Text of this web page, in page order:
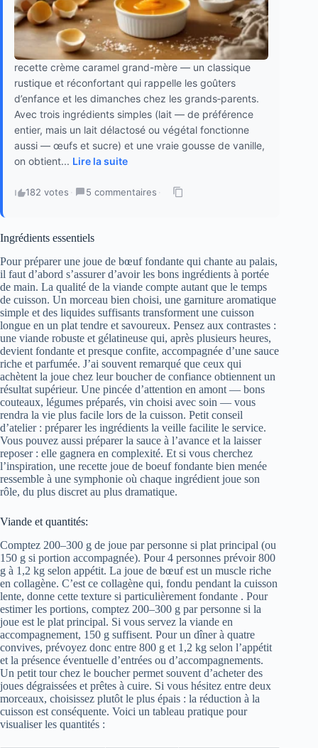
recette crème caramel grand-mère — un classique
rustique et réconfortant qui rappelle les goûters
d’enfance et les dimanches chez les grands‑parents.
Avec trois ingrédients simples (lait — de préférence
entier, mais un lait délactosé ou végétal fonctionne
aussi — œufs et sucre) et une vraie gousse de vanille,
on obtient... Lire la suite
182 votes · 5 commentaires ·
Ingrédients essentiels
Pour préparer une joue de bœuf fondante qui chante au palais,
il faut d’abord s’assurer d’avoir les bons ingrédients à portée
de main. La qualité de la viande compte autant que le temps
de cuisson. Un morceau bien choisi, une garniture aromatique
simple et des liquides suffisants transforment une cuisson
longue en un plat tendre et savoureux. Pensez aux contrastes :
une viande robuste et gélatineuse qui, après plusieurs heures,
devient fondante et presque confite, accompagnée d’une sauce
riche et parfumée. J’ai souvent remarqué que ceux qui
achètent la joue chez leur boucher de confiance obtiennent un
résultat supérieur. Une pincée d’attention en amont — bons
couteaux, légumes préparés, vin choisi avec soin — vous
rendra la vie plus facile lors de la cuisson. Petit conseil
d’atelier : préparer les ingrédients la veille facilite le service.
Vous pouvez aussi préparer la sauce à l’avance et la laisser
reposer : elle gagnera en complexité. Et si vous cherchez
l’inspiration, une recette joue de boeuf fondante bien menée
ressemble à une symphonie où chaque ingrédient joue son
rôle, du plus discret au plus dramatique.
Viande et quantités:
Comptez 200–300 g de joue par personne si plat principal (ou
150 g si portion accompagnée). Pour 4 personnes prévoir 800
g à 1,2 kg selon appétit. La joue de bœuf est un muscle riche
en collagène. C’est ce collagène qui, fondu pendant la cuisson
lente, donne cette texture si particulièrеment fondante . Pour
estimer les portions, comptez 200–300 g par personne si la
joue est le plat principal. Si vous servez la viande en
accompagnement, 150 g suffisent. Pour un dîner à quatre
convives, prévoyez donc entre 800 g et 1,2 kg selon l’appétit
et la présence éventuelle d’entrées ou d’accompagnements.
Un petit tour chez le boucher permet souvent d’acheter des
joues dégraissées et prêtes à cuire. Si vous hésitez entre deux
morceaux, choisissez plutôt le plus épais : la réduction à la
cuisson est conséquente. Voici un tableau pratique pour
visualiser les quantités :